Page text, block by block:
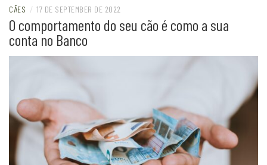
CÃES / 17 DE SEPTEMBER DE 2022
O comportamento do seu cão é como a sua
conta no Banco